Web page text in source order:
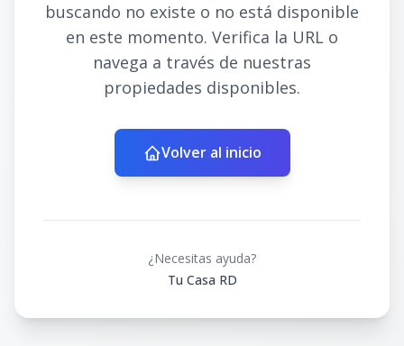
buscando no existe o no está disponible
en este momento. Verifica la URL o
navega a través de nuestras
propiedades disponibles.
Volver al inicio
¿Necesitas ayuda?
Tu Casa RD